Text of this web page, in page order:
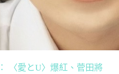
〈愛とU〉爆紅、菅田將